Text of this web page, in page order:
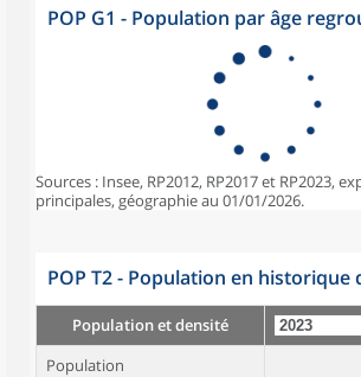
POP G1 - Population par âge
Sources : Insee, RP2012, RP2017 et RP2023,
principales, géographie au 01/01/2026.
POP T2 - Population en historique
Population et densité
Population